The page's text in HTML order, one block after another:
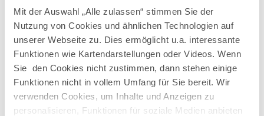
Mit der Auswahl „Alle zulassen“ stimmen Sie der
Nutzung von Cookies und ähnlichen Technologien auf
unserer Webseite zu. Dies ermöglicht u.a. interessante
Funktionen wie Kartendarstellungen oder Videos. Wenn
Sie den Cookies nicht zustimmen, dann stehen einige
Funktionen nicht in vollem Umfang für Sie bereit. Wir
verwenden Cookies, um Inhalte und Anzeigen zu
personalisieren, Funktionen für soziale Medien anbieten